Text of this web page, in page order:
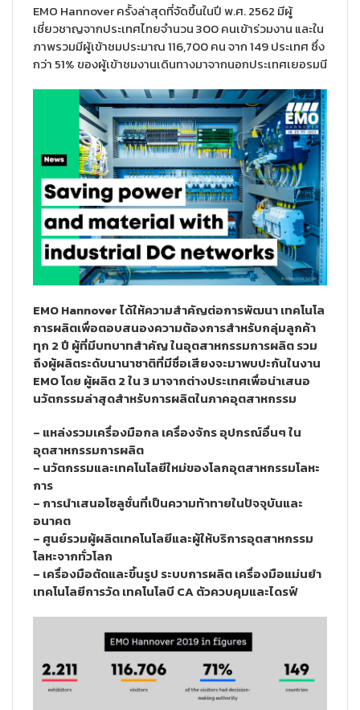
EMO Hannover ครั้งล่าสุดที่จัดขึ้นในปี พ.ศ. 2562 มีผู้
เชี่ยวชาญจากประเทศไทยจํานวน 300 คนเข้าร่วมงาน และใน
ภาพรวมมีผู้เข้าชมประมาณ 116,700 คน จาก 149 ประเทศ ซึ่ง
กว่า 51% ของผู้เข้าชมงานเดินทางมาจากนอกประเทศเยอรมนี
EMO Hannover ได้ให้ความสำคัญต่อการพัฒนา เทคโนโล
การผลิตเพื่อตอบสนองความต้องการสำหรับกลุ่มลูกค้า
ทุก 2 ปี ผู้ที่มีบทบาทสำคัญ ในอุตสาหกรรมการผลิต รวม
ถึงผู้ผลิตระดับนานาชาติที่มีชื่อเสียงจะมาพบปะกันในงาน
EMO โดย ผู้ผลิต 2 ใน 3 มาจากต่างประเทศเพื่อน่าเสนอ
นวัตกรรมล่าสุดสําหรับการผลิตในภาคอุตสาหกรรม
– แหล่งรวมเครื่องมือกล เครื่องจักร อุปกรณ์อื่นๆ ใน
อุตสาหกรรมการผลิต
– นวัตกรรมและเทคโนโลยีใหม่ของโลกอุตสาหกรรมโลหะ
การ
– การนำเสนอโซลูชั่นที่เป็นความท้าทายในปัจจุบันและ
อนาคต
– ศูนย์รวมผู้ผลิตเทคโนโลยีและผู้ให้บริการอุตสาหกรรม
โลหะจากทั่วโลก
– เครื่องมือตัดและขึ้นรูป ระบบการผลิต เครื่องมือแม่นยำ
เทคโนโลยีการวัด เทคโนโลบี CA ตัวควบคุมและไดรฟ์